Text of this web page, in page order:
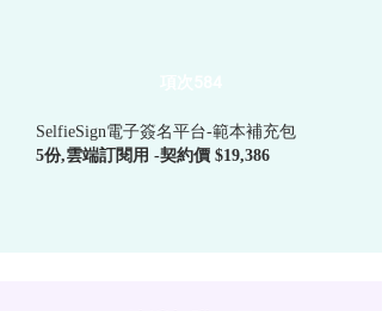
SelfieSign電子簽名平台-範本補充包
5份,雲端訂閱用 -契約價 $19,386